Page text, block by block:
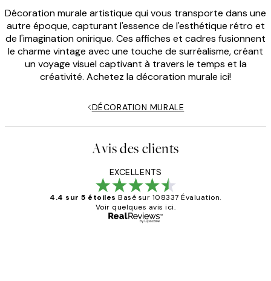
Décoration murale artistique qui vous transporte dans une
autre époque, capturant l'essence de l'esthétique rétro et
de l'imagination onirique. Ces affiches et cadres fusionnent
le charme vintage avec une touche de surréalisme, créant
un voyage visuel captivant à travers le temps et la
créativité. Achetez la décoration murale ici!
DÉCORATION MURALE
Avis des clients
EXCELLENTS
4.4 sur 5 étoiles Basé sur 108337 Évaluation.
Voir quelques avis ici.